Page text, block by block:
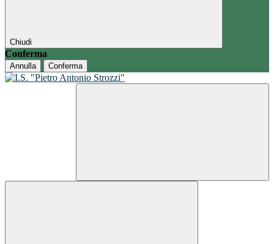
Chiudi
Conferma
Annulla Conferma